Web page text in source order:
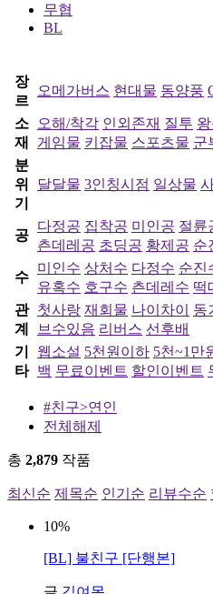
무협
BL
장
르
오메가버스 현대물 동양풍
소
재
오해/착각 인외존재 질투
게임물 키잡물 스포츠물 군
분
위
기
달달물 3인칭시점 일상물
공
다정공 집착공 미인공 절륜
츤데레공 초딩공 황제공 순
수
미인수 상처수 다정수 순진
유혹수 호구수 츤데레수 떡
관
계
첫사랑 재회물 나이차이 동
브수있음 리버스 선후배
기
타
웹소설 5천원이하 5천~1만
백 무료이벤트 할인이벤트
#친구>연인
전체해제
총 2,879 작품
최신순 제목순 인기순 리뷰수순
10%
[BL] 불친구 [단행본]